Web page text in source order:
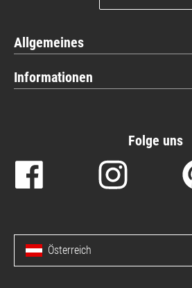
Allgemeines
Informationen
Folge uns
Österreich